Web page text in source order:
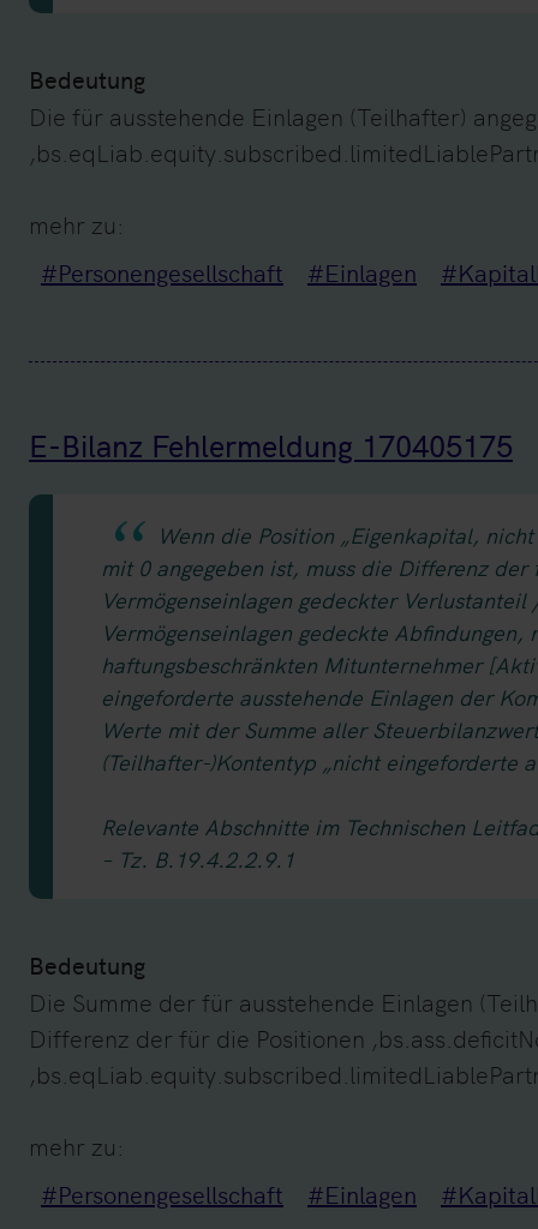
Bedeutung
Die für ausstehende Einlagen (Teilhafter)
mehr zu:
#Personengesellschaft
#Einlagen
E-Bilanz Fehlermeldung 170405175
Wenn die Position „Eigenkapital,
mit 0 angegeben ist, muss die Differenz
Vermögenseinlagen gedeckter
Vermögenseinlagen gedeckte
haftungsbeschränkten Mitunternehmer
eingeforderte ausstehende Einlagen der
Werte mit der Summe aller
(Teilhafter-)Kontentyp „nicht eingeforderte
Relevante Abschnitte im Technischen
– Tz. B.19.4.2.2.9.1
Bedeutung
Die Summe der für ausstehende Einlagen
Differenz der für die Positionen
mehr zu:
#Personengesellschaft
#Einlagen